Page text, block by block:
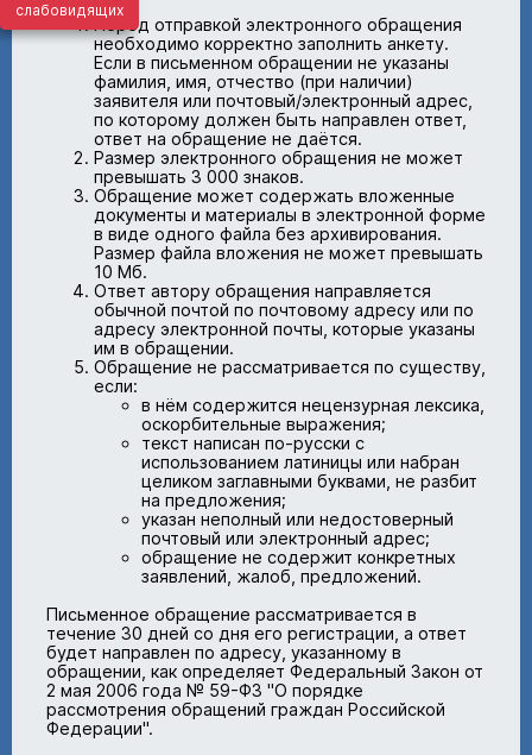
слабовидящих
Перед отправкой электронного обращения
необходимо корректно заполнить анкету.
Если в письменном обращении не указаны
фамилия, имя, отчество (при наличии)
заявителя или почтовый/электронный адрес,
по которому должен быть направлен ответ,
ответ на обращение не даётся.
Размер электронного обращения не может
превышать 3 000 знаков.
Обращение может содержать вложенные
документы и материалы в электронной форме
в виде одного файла без архивирования.
Размер файла вложения не может превышать
10 Мб.
Ответ автору обращения направляется
обычной почтой по почтовому адресу или по
адресу электронной почты, которые указаны
им в обращении.
Обращение не рассматривается по существу,
если:
в нём содержится нецензурная лексика,
оскорбительные выражения;
текст написан по-русски с
использованием латиницы или набран
целиком заглавными буквами, не разбит
на предложения;
указан неполный или недостоверный
почтовый или электронный адрес;
обращение не содержит конкретных
заявлений, жалоб, предложений.
Письменное обращение рассматривается в
течение 30 дней со дня его регистрации, а ответ
будет направлен по адресу, указанному в
обращении, как определяет Федеральный Закон от
2 мая 2006 года № 59-ФЗ "О порядке
рассмотрения обращений граждан Российской
Федерации".